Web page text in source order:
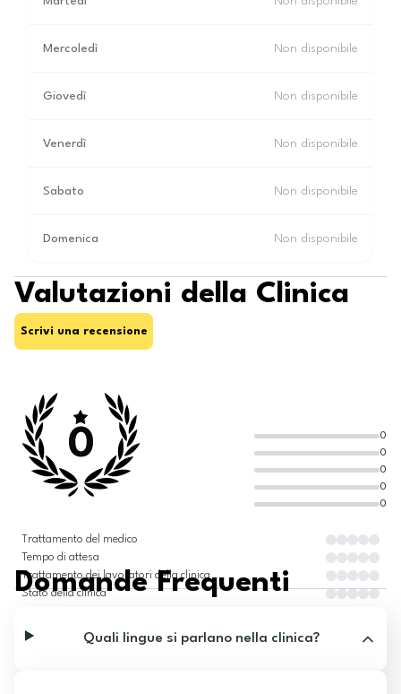
Mercoledì Non disponibile
Giovedì Non disponibile
Venerdì Non disponibile
Sabato Non disponibile
Domenica Non disponibile
Valutazioni della Clinica
Scrivi una recensione
0
0
0
0
0
0
Trattamento del medico
Tempo di attesa
Trattamento dei lavoratori della clinica
Stato della clinica
Domande Frequenti
Quali lingue si parlano nella clinica?